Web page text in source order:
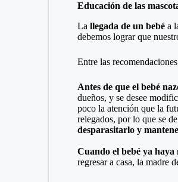
Educación de las
La llegada de un bebéa
debemos lograr que
Entre las
Antes de que el bebé
dueños, y se desee
poco la atención que la
relegados, por lo que se
desparasitarlo y
Cuando el bebé ya haya
regresar a casa, la madre